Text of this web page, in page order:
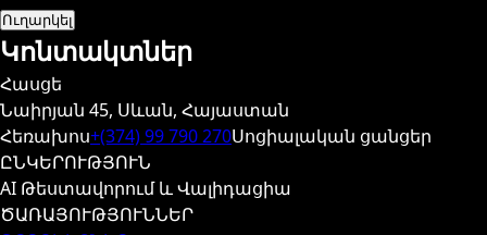
Ուղարկել
Կոնտակտներ
Հասցե
Նաիրյան 45, Սևան, Հայաստան
Հեռախոս+(374) 99 790 270Սոցիալական ցանցեր
ԸՆԿԵՐՈՒԹՅՈՒՆ
AI Թեստավորում և Վալիդացիա
ԾԱՌԱՅՈՒԹՅՈՒՆՆԵՐ